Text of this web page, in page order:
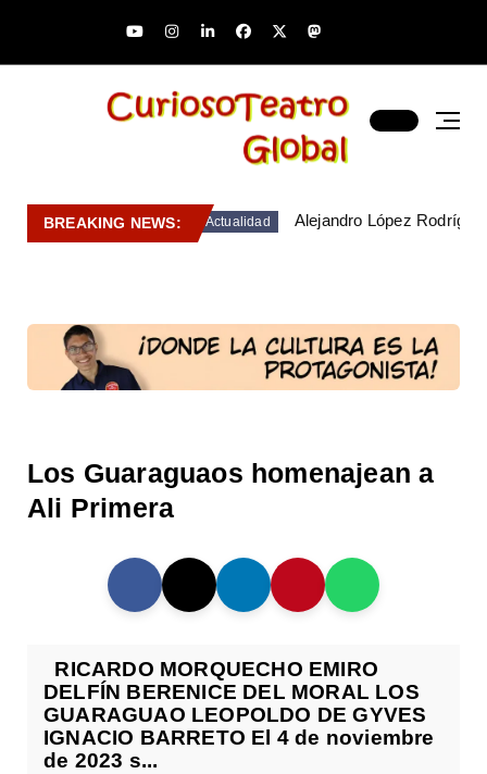
BREAKING NEWS: Actualidad Alejandro López
Los Guaraguaos homenajean a
Ali Primera
RICARDO MORQUECHO EMIRO
DELFÍN BERENICE DEL MORAL LOS
GUARAGUAO LEOPOLDO DE GYVES
IGNACIO BARRETO El 4 de noviembre
de 2023 s...